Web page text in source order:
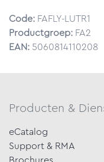
Code: FAFLY-LUTR1
Productgroep: FA2
EAN: 5060814110208
Producten &
eCatalog
Support & RMA